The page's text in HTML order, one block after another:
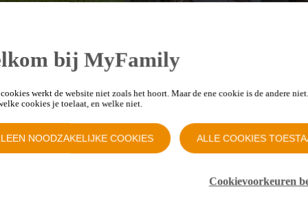
bij MyFamily
werkt de website niet zoals het hoort. Maar de ene cookie is de andere
cookies je toelaat, en welke niet.
NOODZAKELIJKE COOKIES ALLE COOKIES
Cookievoorkeuren
het allemaal niet
vroedvrouw”
Lees het verhaal >